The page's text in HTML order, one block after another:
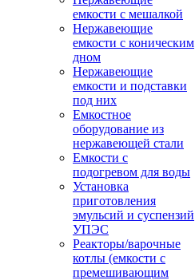
емкости с мешалкой
Нержавеющие
емкости с коническим
дном
Нержавеющие
емкости и подставки
под них
Емкостное
оборудование из
нержавеющей стали
Емкости с
подогревом для воды
Установка
приготовления
эмульсий и суспензий
УПЭС
Реакторы/варочные
котлы (емкости с
премешивающим